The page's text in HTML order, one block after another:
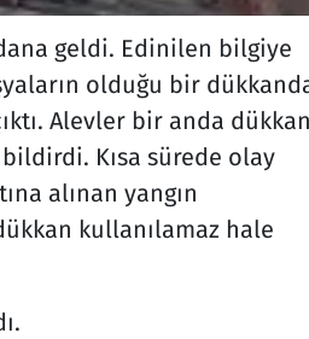
geldi. Edinilen bilgiye
olduğu bir
Alevler bir anda
Kısa sürede olay
alınan yangın
kullanılamaz hale